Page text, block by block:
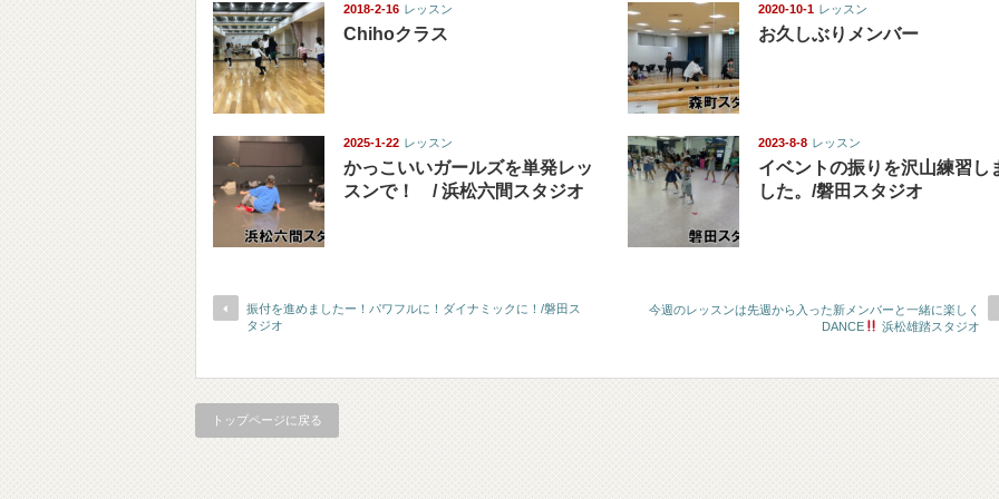
2018-2-16 レッスン
Chihoクラス
2020-10-1 レッスン
お久しぶりメンバー
2025-1-22 レッスン
かっこいいガールズを単発レッ
スンで！ / 浜松六間スタジオ
2023-8-8 レッスン
イベントの振りを沢山練習し
した。/磐田スタジオ
振付を進めましたー！パワフルに！ダイナミックに！/磐田ス
タジオ
今週のレッスンは先週から入った新メンバーと一緒に楽しく
DANCE
浜松雄踏スタジオ
トップページに戻る